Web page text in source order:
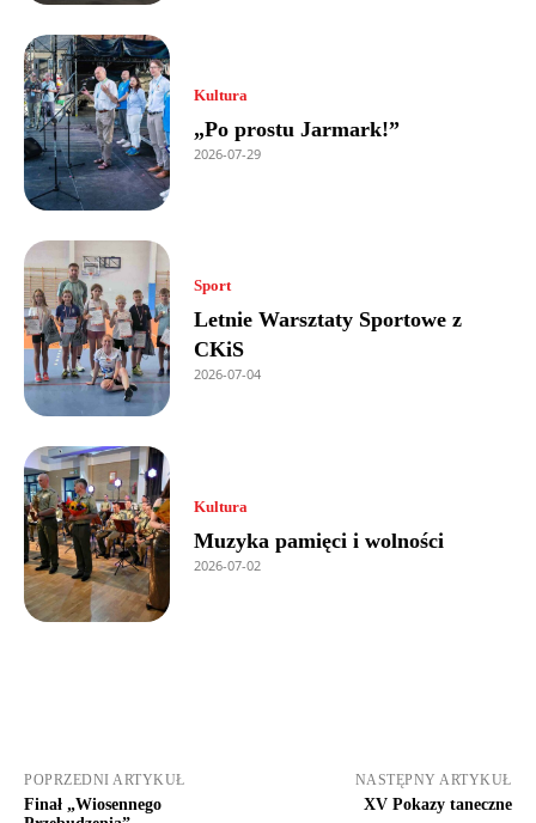
Kultura
„Po prostu Jarmark!”
2026-07-29
Sport
Letnie Warsztaty Sportowe z
CKiS
2026-07-04
Kultura
Muzyka pamięci i wolności
2026-07-02
POPRZEDNI ARTYKUŁ
Finał „Wiosennego
NASTĘPNY ARTYKUŁ
XV Pokazy taneczne